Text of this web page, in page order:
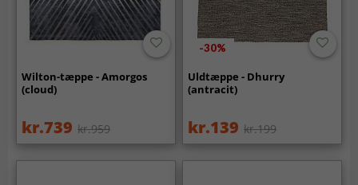
Wilton-tæppe - Amorgos
(cloud)
kr.739 kr.959
-30%
Uldtæppe - Dhurry
(antracit)
kr.139 kr.199